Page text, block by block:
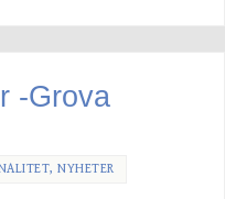
-Grova
,NYHETER